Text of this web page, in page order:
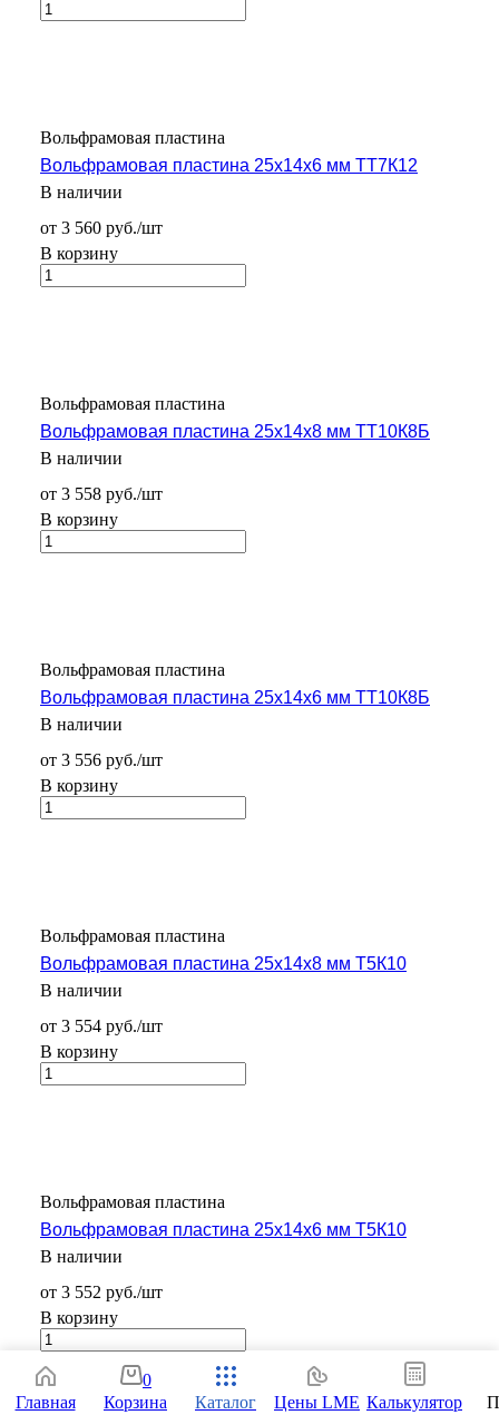
Вольфрамовая пластина
Вольфрамовая пластина 25x14x6 мм ТТ7К12
В наличии
от 3 560 руб./шт
В корзину
Вольфрамовая пластина
Вольфрамовая пластина 25x14x8 мм ТТ10К8Б
В наличии
от 3 558 руб./шт
В корзину
Вольфрамовая пластина
Вольфрамовая пластина 25x14x6 мм ТТ10К8Б
В наличии
от 3 556 руб./шт
В корзину
Вольфрамовая пластина
Вольфрамовая пластина 25x14x8 мм Т5К10
В наличии
от 3 554 руб./шт
В корзину
Вольфрамовая пластина
Вольфрамовая пластина 25x14x6 мм Т5К10
В наличии
от 3 552 руб./шт
В корзину
Главная
0
Корзина
Каталог Цены LME Калькулятор